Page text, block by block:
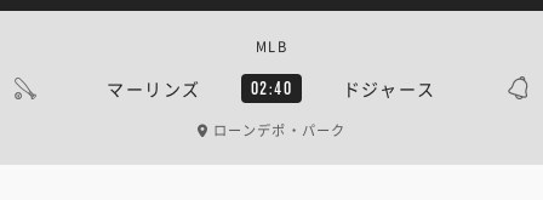
マーリンズ 02:40 ドジャース
MLB
ローンデポ・パーク